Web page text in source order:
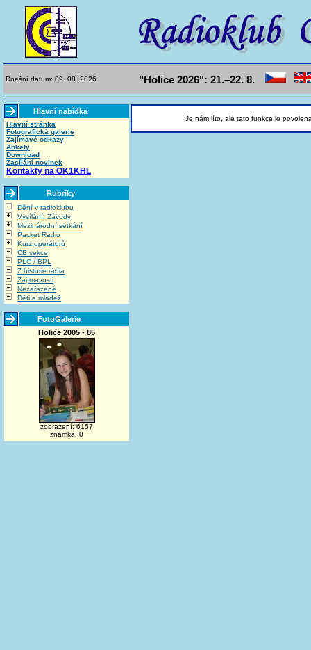
Dnešní datum: 09. 08. 2026 "Holice 2026": 21.–22. 8.
Hlavní nabídka
Hlavní stránka
Fotografická galerie
Zajímavé odkazy
Ankety
Download
Zasílání novinek
Kontakty na OK1KHL
Rubriky
Dění v radioklubu
Vysílání, Závody
Mezinárodní setkání
Packet Radio
Kurz operátorů
CB sekce
PLC / BPL
Z historie rádia
Zajímavosti
Nezařazené
Děti a mládež
FotoGalerie
Holice 2005 - 85
zobrazení: 6157
známka: 0
Je nám líto, ale tato funkce je